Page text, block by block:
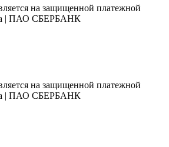
на защищенной платежной
| ПАО СБЕРБАНК
на защищенной платежной
| ПАО СБЕРБАНК